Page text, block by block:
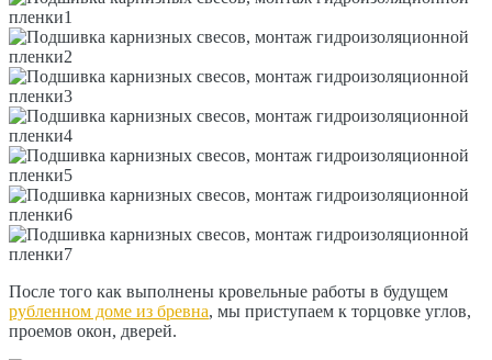
После того как выполнены кровельные работы в будущем
рубленном доме из бревна, мы приступаем к торцовке углов,
проемов окон, дверей.